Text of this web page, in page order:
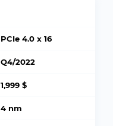
PCIe 4.0 x 16
Q4/2022
1,999 $
4 nm